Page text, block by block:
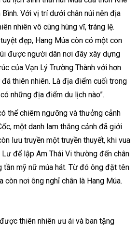
Với vị trí dưới chân núi nên địa
nhiên vô cùng hùng vĩ, tráng lệ.
đẹp, Hang Múa còn có một con
được người dân nơi đây xây dựng
của Vạn Lý Trường Thành với hơn
thiên nhiên. Là địa điểm cuối trong
những địa điểm du lịch nào”.
thể chiêm ngưỡng và thưởng cảnh
một danh lam thắng cảnh đã giới
lưu truyền một truyền thuyết, khi vua
để lập Am Thái Vi thường đến chân
tần mỹ nữ múa hát. Từ đó ông đặt tên
còn nơi ông nghỉ chân là Hang Múa.
thiên nhiên ưu ái và ban tặng